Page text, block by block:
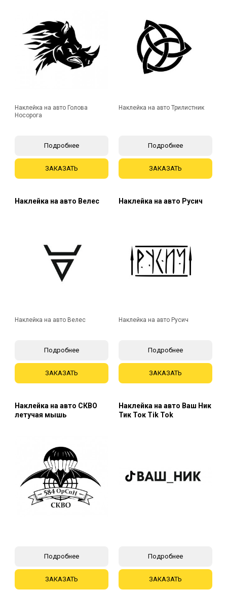
Наклейка на авто Голова
Носорога
Подробнее
ЗАКАЗАТЬ
Наклейка на авто Трилистник
Подробнее
ЗАКАЗАТЬ
Наклейка на авто Велес
Наклейка на авто Велес
Подробнее
ЗАКАЗАТЬ
Наклейка на авто Русич
Наклейка на авто Русич
Подробнее
ЗАКАЗАТЬ
Наклейка на авто СКВО
летучая мышь
Подробнее
ЗАКАЗАТЬ
Наклейка на авто Ваш Ник
Тик Ток Tik Tok
Подробнее
ЗАКАЗАТЬ